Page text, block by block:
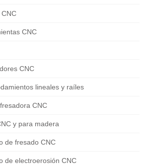
CNC
CNC
lineales y raíles
CNC
y para madera
de fresado CNC
de electroerosión CNC